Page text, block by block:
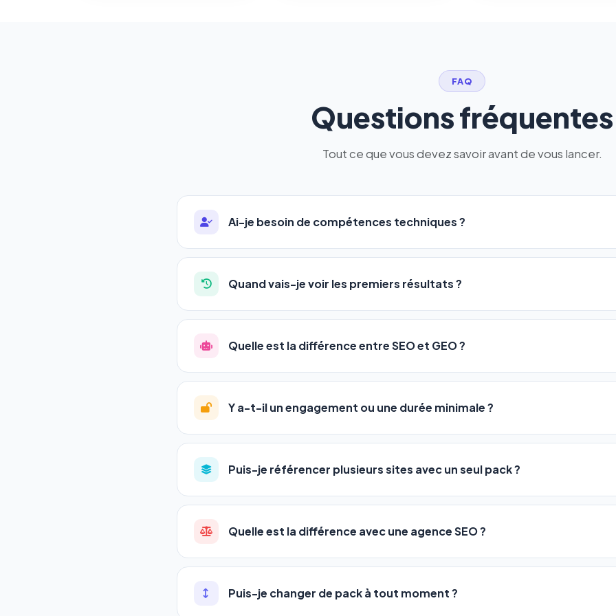
FAQ
Questions fréquentes
Tout ce que vous devez savoir avant de vous lancer.
Ai-je besoin de compétences techniques ?
Absolument pas. Notre logiciel a été conçu pour être accessible àtous les profils:
auto-entrepreneurs, PME ou agences. Pas de code, pas de configuration complexe —
l'adresse de votre site, décrivez votre activité, et le logiciel gère tout en automatique
Quand vais-je voir les premiers résultats ?
La plupart de nos utilisateurs observent une amélioration de leur positionnement en4
progression
votre tableau de bord.
Quelle est la différence entre SEO et GEO ?
LeSEO(Search Engine Optimization) vous positionne sur les moteurs classiques :
GEO(Generative Engine Optimization) va plus loin : il fait en sorte que les IA
Gemini et Perplexity
vous citent comme référence dans leurs réponses. Notre
deux simultanément et automatiquement.
Y a-t-il un engagement ou une durée minimale ?
Aucun engagement.Tous nos packs sont résiliables à tout moment, directement
en un clic, ou en nous contactant par téléphone (09 73 89 23 94) ou via le support en
pas de frais cachés. Votre liberté est totale.
Puis-je référencer plusieurs sites avec un seul pack ?
Oui ! Chaque pack couvre un nombre de sites différent :
Standard
•Pro→ jusqu'à 5 URLs
Agency→ jusqu'à 50 URLs
Quelle est la différence avec une agence SEO ?
Une agence SEO facture en moyenne entre500 et 3 000€/mois, sans garantie de
visibles en temps réel, un support humain inclus, et une couverture SEO + GEO que
Puis-je changer de pack à tout moment ?